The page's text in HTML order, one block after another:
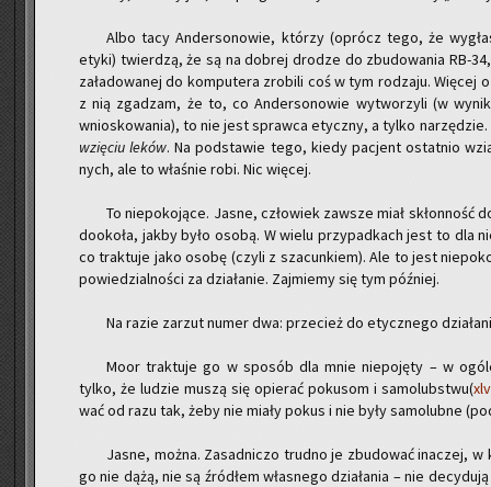
Albo tacy An­der­so­no­wie, któ­rzy (oprócz tego, że
etyki) twier­dzą, że są na do­brej dro­dze do zbu­do­wa­nia RB-
za­ła­do­wa­nej do kom­pu­te­ra zro­bi­li coś w tym ro­dza­ju. Wię­cej
z nią zga­dzam, że to, co An­der­so­no­wie wy­two­rzy­li (w
wnio­sko­wa­nia), to nie jest spraw­ca etycz­ny, a tylko
wzię­ciu leków. Na pod­sta­wie tego, kiedy pa­cjent ostat­nio
nych, ale to wła­śnie robi. Nic wię­cej.
To nie­po­ko­ją­ce. Jasne, czło­wiek za­wsze miał
do­oko­ła, jakby było osobą. W wielu przy­pad­kach jest to dla
co trak­tu­je jako osobę (czyli z sza­cun­kiem). Ale to jest
po­wie­dzial­no­ści za dzia­ła­nie. Zaj­mie­my się tym póź­niej.
Na razie za­rzut numer dwa: prze­cież do etycz­ne­go
Moor trak­tu­je go w spo­sób dla mnie nie­po­ję­ty – w
tylko, że lu­dzie muszą się opie­rać po­ku­som i sa­mo­lub­stwu(xlv
wać od razu tak, żeby nie miały pokus i nie były sa­mo­lub­ne
Jasne, można. Za­sad­ni­czo trud­no je zbu­do­wać ina­czej,
go nie dążą, nie są źró­dłem wła­sne­go dzia­ła­nia – nie